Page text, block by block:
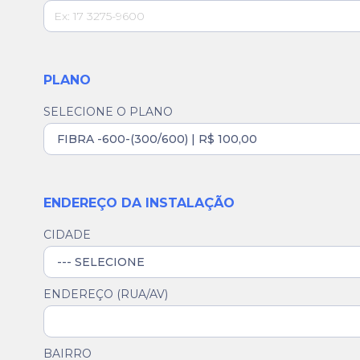
PLANO
SELECIONE O PLANO
ENDEREÇO DA INSTALAÇÃO
CIDADE
ENDEREÇO (RUA/AV)
BAIRRO